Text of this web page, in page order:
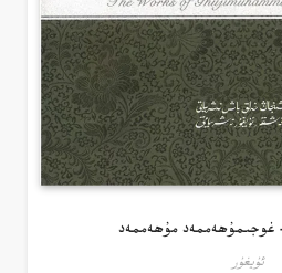
غوجىمۇھەممەد مۇھەممەد
ئۇيغۇر